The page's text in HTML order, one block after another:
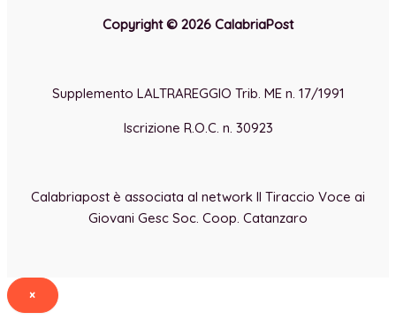
Copyright © 2026 CalabriaPost
Supplemento LALTRAREGGIO Trib. ME n. 17/1991
Iscrizione R.O.C. n. 30923
Calabriapost è associata al network Il Tiraccio Voce ai
Giovani Gesc Soc. Coop. Catanzaro
×